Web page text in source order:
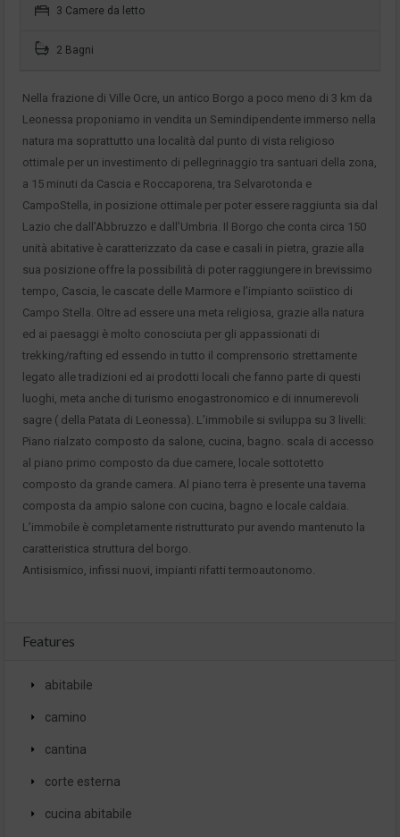
3 Camere da letto
2 Bagni
Nella frazione di Ville Ocre, un antico Borgo a poco meno di 3 km da
Leonessa proponiamo in vendita un Semindipendente immerso nella
natura ma soprattutto una località dal punto di vista religioso
ottimale per un investimento di pellegrinaggio tra santuari della zona,
a 15 minuti da Cascia e Roccaporena, tra Selvarotonda e
CampoStella, in posizione ottimale per poter essere raggiunta sia dal
Lazio che dall’Abbruzzo e dall’Umbria. Il Borgo che conta circa 150
unità abitative è caratterizzato da case e casali in pietra, grazie alla
sua posizione offre la possibilità di poter raggiungere in brevissimo
tempo, Cascia, le cascate delle Marmore e l’impianto sciistico di
Campo Stella. Oltre ad essere una meta religiosa, grazie alla natura
ed ai paesaggi è molto conosciuta per gli appassionati di
trekking/rafting ed essendo in tutto il comprensorio strettamente
legato alle tradizioni ed ai prodotti locali che fanno parte di questi
luoghi, meta anche di turismo enogastronomico e di innumerevoli
sagre ( della Patata di Leonessa). L’immobile si sviluppa su 3 livelli:
Piano rialzato composto da salone, cucina, bagno. scala di accesso
al piano primo composto da due camere, locale sottotetto
composto da grande camera. Al piano terra è presente una taverna
composta da ampio salone con cucina, bagno e locale caldaia.
L’immobile è completamente ristrutturato pur avendo mantenuto la
caratteristica struttura del borgo.
Antisismico, infissi nuovi, impianti rifatti termoautonomo.
Features
abitabile
camino
cantina
corte esterna
cucina abitabile